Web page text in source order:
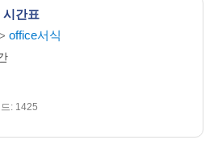
시간표
> office서식
: 1425